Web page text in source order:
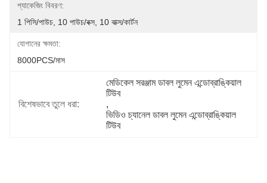
প্যাকেজিং বিবরণ:
1 পিসি/পাউচ, 10 পাউচ/বক্স, 10 বাক্স/কার্টন
যোগানের ক্ষমতা:
8000PCS/মাস
বিশেষভাবে তুলে ধরা:
মেডিকেল সরঞ্জাম ডাবল লুমেন এন্ডোব্রাঙ্কিয়াল
টিউব
,
ভিডিও চ্যানেল ডাবল লুমেন এন্ডোব্রাঙ্কিয়াল
টিউব